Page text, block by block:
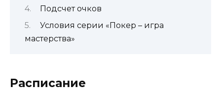
Подсчет очков
Условия серии «Покер – игра
мастерства»
Расписание